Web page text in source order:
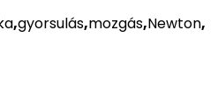
,gyorsulás,mozgás,Newton,